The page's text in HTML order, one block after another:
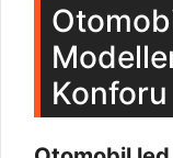
Konforu